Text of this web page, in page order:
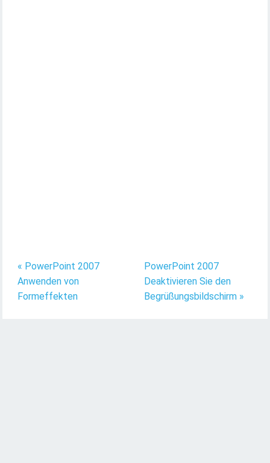
« PowerPoint 2007
Anwenden von
Formeffekten
PowerPoint 2007
Deaktivieren Sie den
Begrüßungsbildschirm »